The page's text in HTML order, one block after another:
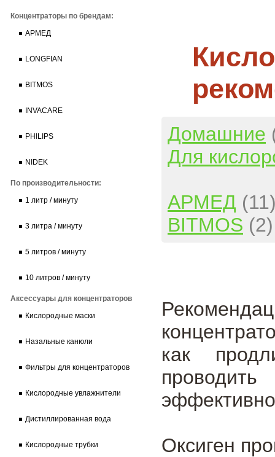
Концентраторы по брендам:
АРМЕД
LONGFIAN
BITMOS
INVACARE
PHILIPS
NIDEK
По производительности:
1 литр / минуту
3 литра / минуту
5 литров / минуту
10 литров / минуту
Аксессуары для концентраторов
Кислородные маски
Назальные канюли
Фильтры для концентраторов
Кислородные увлажнители
Дистиллированная вода
Кислородные трубки
Домашние
Для
АРМЕД
BITMOS (2)
как
Оксиген